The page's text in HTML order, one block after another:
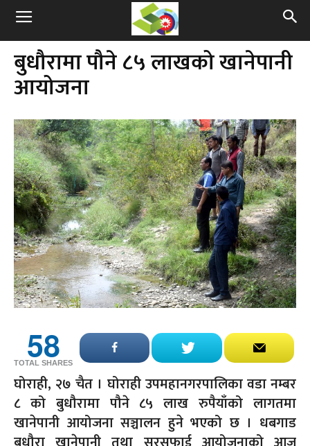
बुधौरामा पौने ८५ लाखको खानेपानी
आयोजना
58
TOTAL SHARES
घोराही, २७ चैत । घोराही उपमहानगरपालिका वडा नम्बर
८ को बुधौरामा पौने ८५ लाख रुपैयाँको लागतमा
खानेपानी आयोजना सञ्चालन हुने भएको छ । धबगाड